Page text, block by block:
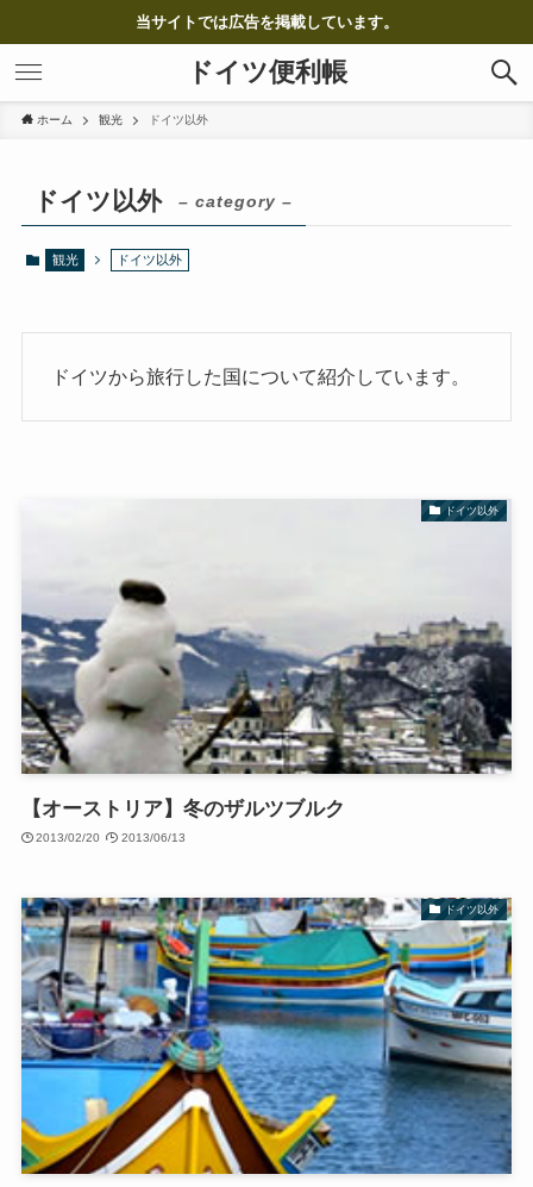
当サイトでは広告を掲載しています。
ドイツ便利帳
ホーム 観光 ドイツ以外
ドイツ以外 – category –
観光 ドイツ以外
ドイツから旅行した国について紹介しています。
ドイツ以外
【オーストリア】冬のザルツブルク
2013/02/20 2013/06/13
ドイツ以外